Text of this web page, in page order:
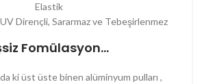
Elastik
Dirençli, Sararmaz ve Tebeşirlenmez
Fomülasyon…
ki üst üste binen alüminyum pulları ,